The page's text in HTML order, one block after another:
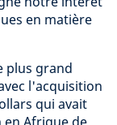
en matière
plus grand
l'acquisition
qui avait